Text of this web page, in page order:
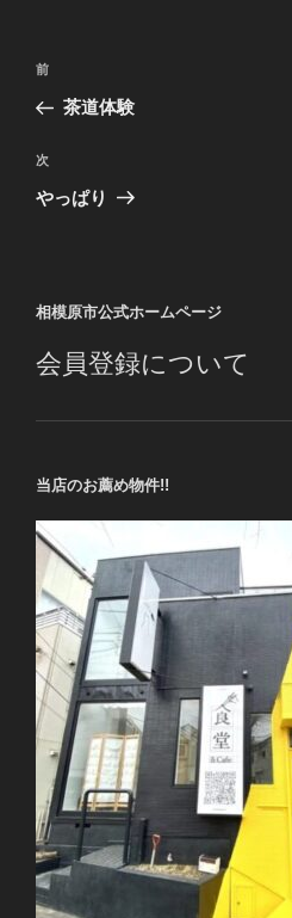
投
ナ
ビ
ゲ
ン
前
の
稿
前
茶道体験
次
の
次
やっぱり
相模原市公式ホームページ
会員登録について
当店のお薦め物件!!